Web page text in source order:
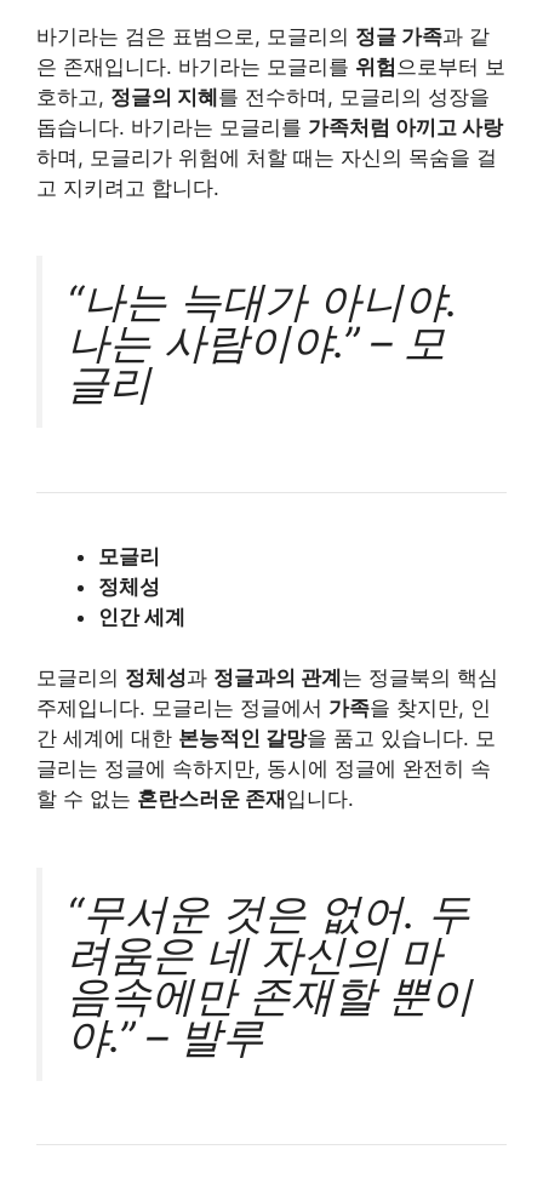
바기라는 검은 표범으로, 모글리의 정글 가족과 같
은 존재입니다. 바기라는 모글리를 위험 으로부터 보
호하고, 정글의 지혜를 전수하며, 모글리의 성장을
돕습니다. 바기라는 모글리를 가족처럼 아끼고 사랑
하며, 모글리가 위험에 처할 때는 자신의 목숨을 걸
고 지키려고 합니다.
“나는 늑대가 아니야.
나는 사람이야.” – 모
글리
모글리
정체성
인간 세계
모글리의 정체성과 정글과의 관계 는 정글북의 핵심
주제입니다. 모글리는 정글에서 가족을 찾지만, 인
간 세계에 대한 본능적인 갈망을 품고 있습니다. 모
글리는 정글에 속하지만, 동시에 정글에 완전히 속
할 수 없는 혼란스러운 존재 입니다.
“무서운 것은 없어. 두
려움은 네 자신의 마
음속에만 존재할 뿐이
야.” – 발루